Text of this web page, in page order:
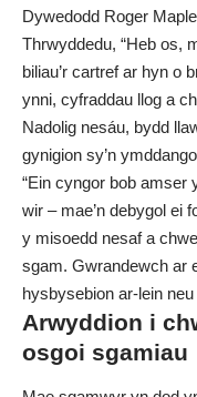
Dywedodd Roger
Thrwyddedu, “Heb os,
biliau’r cartref ar hyn o
ynni, cyfraddau llog a
Nadolig nesáu, bydd
gynigion sy’n
“Ein cyngor bob amser
wir – mae’n debygol ei
y misoedd nesaf a
sgam. Gwrandewch ar
hysbysebion ar-lein neu
Arwyddion i
osgoi sgamiau